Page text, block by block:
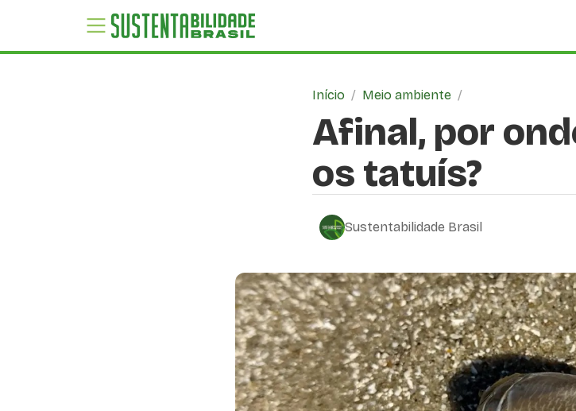
Início / Meio ambiente /
Afinal, por
os tatuís?
Sustentabilidade Brasil